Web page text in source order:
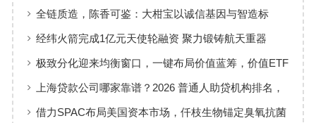
行添彩
全链质造，陈香可鉴：大柑宝以诚信基因与智造标
准，定义新会陈皮高质量发展
经纬火箭完成1亿元天使轮融资 聚力锻铸航天重器
极致分化迎来均衡窗口，一键布局价值蓝筹，价值ETF
华夏火热开售
上海贷款公司哪家靠谱？2026 普通人助贷机构排名，
工薪族借钱选择指南
借力SPAC布局美国资本市场，仟枝生物锚定臭氧抗菌